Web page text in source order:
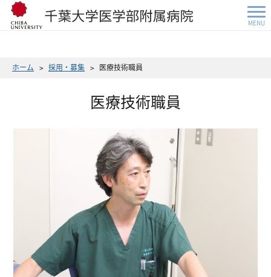
MENU
ホーム 採用・募集 医療技術職員
医療技術職員